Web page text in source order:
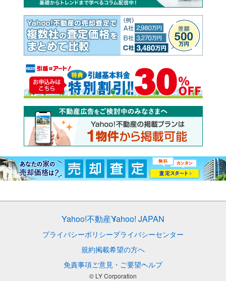
Yahoo!不動産Yahoo! JAPAN
プライバシーポリシープライバシーセンター
規約掲載希望の方へ
免責事項ご意見・ご要望ヘルプ
© LY Corporation